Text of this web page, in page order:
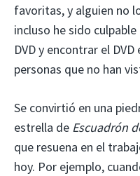
favoritas, y alguien no
incluso he sido
DVD y encontrar el
personas que no han
Se convirtió en una
estrella de Escuadrón
que resuena en el
hoy. Por ejemplo,